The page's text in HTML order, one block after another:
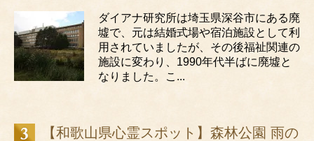
ダイアナ研究所は埼玉県深谷市にある廃
墟で、元は結婚式場や宿泊施設として利
用されていましたが、その後福祉関連の
施設に変わり、1990年代半ばに廃墟と
なりました。こ...
【和歌山県心霊スポット】森林公園 雨の